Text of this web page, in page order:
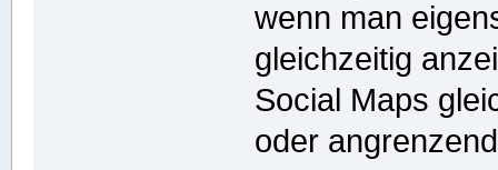
wenn man
gleichzeitig
Social Maps
oder